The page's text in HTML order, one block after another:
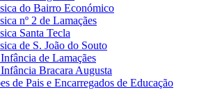
do Bairro Económico
nº 2 de Lamaçães
Santa Tecla
de S. João do Souto
de Lamaçães
Bracara Augusta
de Pais e Encarregados de Educação